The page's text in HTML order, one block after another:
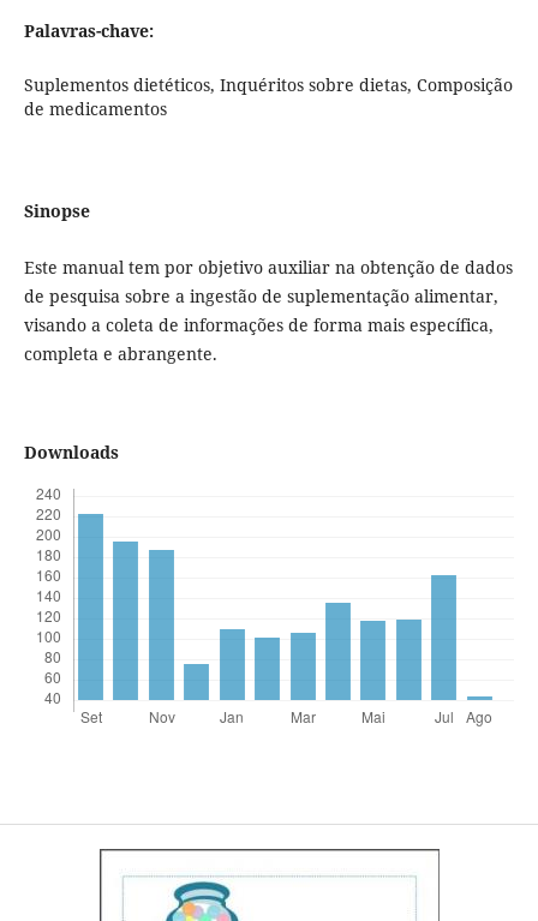
Palavras-chave:
Suplementos dietéticos, Inquéritos sobre dietas, Composição
de medicamentos
Sinopse
Este manual tem por objetivo auxiliar na obtenção de dados
de pesquisa sobre a ingestão de suplementação alimentar,
visando a coleta de informações de forma mais específica,
completa e abrangente.
Downloads